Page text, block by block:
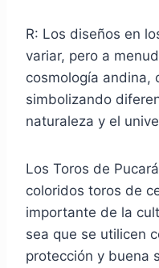
R: Los diseños en
variar, pero a
cosmología andina,
simbolizando
naturaleza y el
Los Toros de
coloridos toros de
importante de la
sea que se utilicen
protección y buena